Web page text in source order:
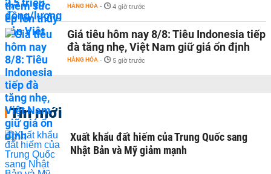
HÀNG HÓA - 4 giờ trước
Giá tiêu hôm nay 8/8: Tiêu Indonesia tiếp
đà tăng nhẹ, Việt Nam giữ giá ổn định
HÀNG HÓA - 5 giờ trước
Tin mới
Xuất khẩu đất hiếm của Trung Quốc sang
Nhật Bản và Mỹ giảm mạnh